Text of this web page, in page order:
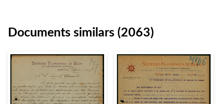
Documents similars (2063)